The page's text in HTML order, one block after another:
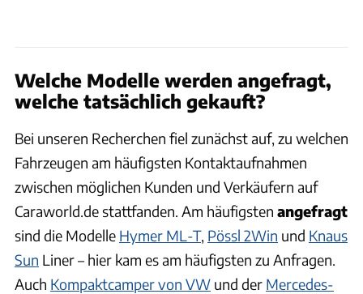
Welche Modelle werden angefragt,
welche tatsächlich gekauft?
Bei unseren Recherchen fiel zunächst auf, zu welchen
Fahrzeugen am häufigsten Kontaktaufnahmen
zwischen möglichen Kunden und Verkäufern auf
Caraworld.de stattfanden. Am häufigsten angefragt
sind die Modelle Hymer ML-T, Pössl 2Win und Knaus
Sun Liner – hier kam es am häufigsten zu Anfragen.
Auch Kompaktcamper von VW und der Mercedes-